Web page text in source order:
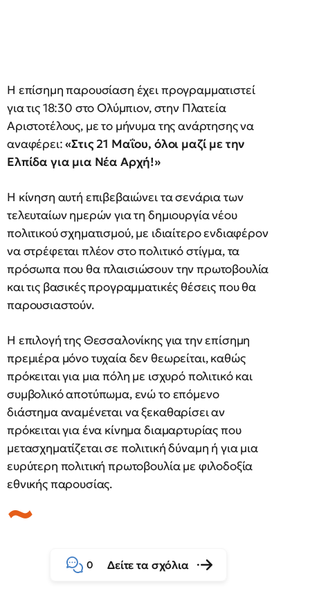
Η επίσημη παρουσίαση έχει προγραμματιστεί
για τις 18:30 στο Ολύμπιον, στην Πλατεία
Αριστοτέλους, με το μήνυμα της ανάρτησης να
αναφέρει:«Στις 21 Μαΐου, όλοι μαζί με την
Ελπίδα για μια Νέα Αρχή!»
Η κίνηση αυτή επιβεβαιώνει τα σενάρια των
τελευταίων ημερών για τη δημιουργία νέου
πολιτικού σχηματισμού, με ιδιαίτερο ενδιαφέρον
να στρέφεται πλέον στο πολιτικό στίγμα, τα
πρόσωπα που θα πλαισιώσουν την πρωτοβουλία
και τις βασικές προγραμματικές θέσεις που θα
παρουσιαστούν.
Η επιλογή της Θεσσαλονίκης για την επίσημη
πρεμιέρα μόνο τυχαία δεν θεωρείται, καθώς
πρόκειται για μια πόλη με ισχυρό πολιτικό και
συμβολικό αποτύπωμα, ενώ το επόμενο
διάστημα αναμένεται να ξεκαθαρίσει αν
πρόκειται για ένα κίνημα διαμαρτυρίας που
μετασχηματίζεται σε πολιτική δύναμη ή για μια
ευρύτερη πολιτική πρωτοβουλία με φιλοδοξία
εθνικής παρουσίας.
0 Δείτε τα σχόλια